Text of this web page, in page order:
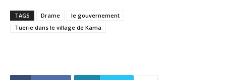
TAGS Drame
le gouvernement
Tuerie dans le village de Kama